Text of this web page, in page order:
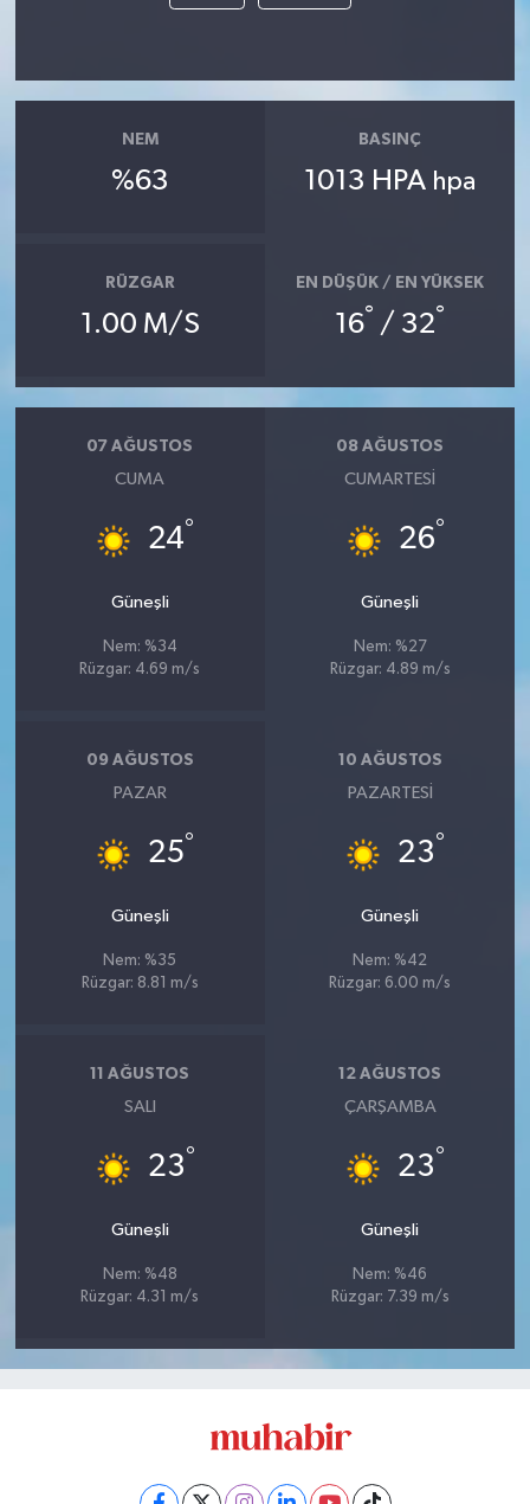
NEM
%63
BASINÇ
1013 HPA hpa
RÜZGAR
1.00 M/S
EN DÜŞÜK / EN YÜKSEK
16° / 32°
07 AĞUSTOS
CUMA
24°
Güneşli
Nem: %34
Rüzgar: 4.69 m/s
08 AĞUSTOS
CUMARTESI
26°
Güneşli
Nem: %27
Rüzgar: 4.89 m/s
09 AĞUSTOS
PAZAR
25°
Güneşli
Nem: %35
Rüzgar: 8.81 m/s
10 AĞUSTOS
PAZARTESI
23°
Güneşli
Nem: %42
Rüzgar: 6.00 m/s
11 AĞUSTOS
SALI
23°
Güneşli
Nem: %48
Rüzgar: 4.31 m/s
12 AĞUSTOS
ÇARŞAMBA
23°
Güneşli
Nem: %46
Rüzgar: 7.39 m/s